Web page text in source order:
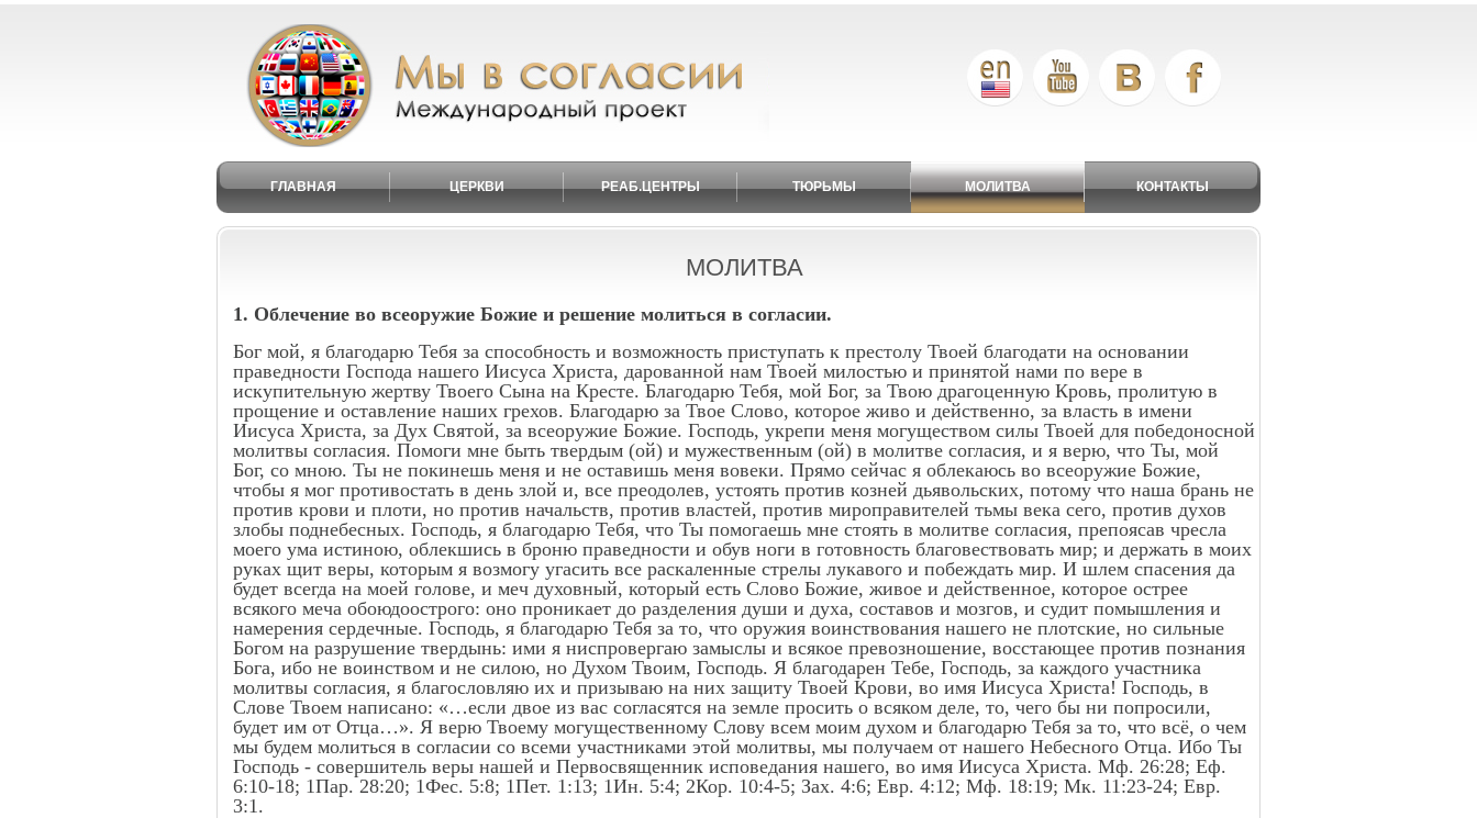
ГЛАВНАЯ ЦЕРКВИ РЕАБ.ЦЕНТРЫ ТЮРЬМЫ МОЛИТВА КОНТАКТЫ
МОЛИТВА
1. Облечение во всеоружие Божие и решение молиться в согласии.
Бог мой, я благодарю Тебя за способность и возможность приступать к престолу Твоей благодати на основании
праведности Господа нашего Иисуса Христа, дарованной нам Твоей милостью и принятой нами по вере в
искупительную жертву Твоего Сына на Кресте. Благодарю Тебя, мой Бог, за Твою драгоценную Кровь, пролитую в
прощение и оставление наших грехов. Благодарю за Твое Слово, которое живо и действенно, за власть в имени
Иисуса Христа, за Дух Святой, за всеоружие Божие. Господь, укрепи меня могуществом силы Твоей для победоносной
молитвы согласия. Помоги мне быть твердым (ой) и мужественным (ой) в молитве согласия, и я верю, что Ты, мой
Бог, со мною. Ты не покинешь меня и не оставишь меня вовеки. Прямо сейчас я облекаюсь во всеоружие Божие,
чтобы я мог противостать в день злой и, все преодолев, устоять против козней дьявольских, потому что наша брань не
против крови и плоти, но против начальств, против властей, против мироправителей тьмы века сего, против духов
злобы поднебесных. Господь, я благодарю Тебя, что Ты помогаешь мне стоять в молитве согласия, препоясав чресла
моего ума истиною, облекшись в броню праведности и обув ноги в готовность благовествовать мир; и держать в моих
руках щит веры, которым я возмогу угасить все раскаленные стрелы лукавого и побеждать мир. И шлем спасения да
будет всегда на моей голове, и меч духовный, который есть Слово Божие, живое и действенное, которое острее
всякого меча обоюдоострого: оно проникает до разделения души и духа, составов и мозгов, и судит помышления и
намерения сердечные. Господь, я благодарю Тебя за то, что оружия воинствования нашего не плотские, но сильные
Богом на разрушение твердынь: ими я ниспровергаю замыслы и всякое превозношение, восстающее против познания
Бога, ибо не воинством и не силою, но Духом Твоим, Господь. Я благодарен Тебе, Господь, за каждого участника
молитвы согласия, я благословляю их и призываю на них защиту Твоей Крови, во имя Иисуса Христа! Господь, в
Слове Твоем написано: «…если двое из вас согласятся на земле просить о всяком деле, то, чего бы ни попросили,
будет им от Отца…». Я верю Твоему могущественному Слову всем моим духом и благодарю Тебя за то, что всё, о чем
мы будем молиться в согласии со всеми участниками этой молитвы, мы получаем от нашего Небесного Отца. Ибо Ты
Господь - совершитель веры нашей и Первосвященник исповедания нашего, во имя Иисуса Христа. Мф. 26:28; Еф.
6:10-18; 1Пар. 28:20; 1Фес. 5:8; 1Пет. 1:13; 1Ин. 5:4; 2Кор. 10:4-5; Зах. 4:6; Евр. 4:12; Мф. 18:19; Мк. 11:23-24; Евр.
3:1.